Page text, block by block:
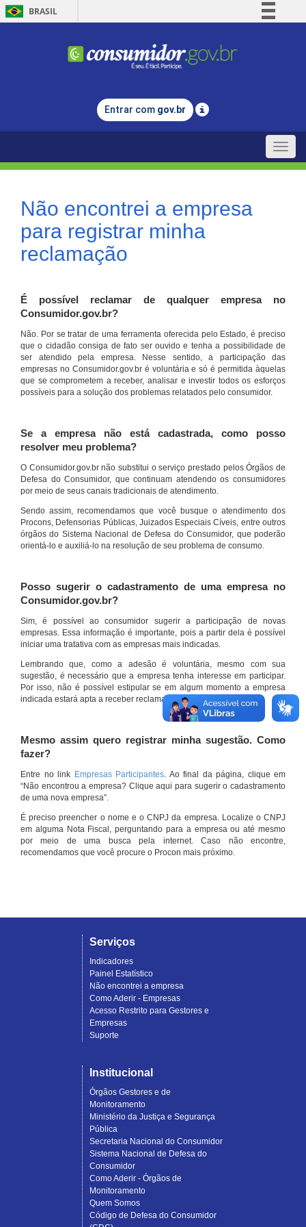
BRASIL
Comunica BR
Legislação
Entrar com gov.br
Toggle
Não encontrei a empresa
para registrar minha
reclamação
É possível reclamar de qualquer empresa no
Consumidor.gov.br?
Não. Por se tratar de uma ferramenta oferecida pelo Estado, é preciso
que o cidadão consiga de fato ser ouvido e tenha a possibilidade de
ser atendido pela empresa. Nesse sentido, a participação das
empresas no Consumidor.gov.br é voluntária e só é permitida àquelas
que se comprometem a receber, analisar e investir todos os esforços
possíveis para a solução dos problemas relatados pelo consumidor.
Se a empresa não está cadastrada, como posso
resolver meu problema?
O Consumidor.gov.br não substitui o serviço prestado pelos Órgãos de
Defesa do Consumidor, que continuam atendendo os consumidores
por meio de seus canais tradicionais de atendimento.
Sendo assim, recomendamos que você busque o atendimento dos
Procons, Defensorias Públicas, Juizados Especiais Cíveis, entre outros
órgãos do Sistema Nacional de Defesa do Consumidor, que poderão
orientá-lo e auxiliá-lo na resolução de seu problema de consumo.
Posso sugerir o cadastramento de uma empresa no
Consumidor.gov.br?
Sim, é possível ao consumidor sugerir a participação de novas
empresas. Essa informação é importante, pois a partir dela é possível
iniciar uma tratativa com as empresas mais indicadas.
Lembrando que, como a adesão é voluntária, mesmo com sua
sugestão, é necessário que a empresa tenha interesse em participar.
Por isso, não é possível estipular se em algum momento a empresa
indicada estará apta a receber reclamações por meio do site.
Mesmo assim quero registrar minha sugestão. Como
fazer?
Entre no link Empresas Participantes. Ao final da página, clique em
“Não encontrou a empresa? Clique aqui para sugerir o cadastramento
de uma nova empresa”.
É preciso preencher o nome e o CNPJ da empresa. Localize o CNPJ
em alguma Nota Fiscal, perguntando para a empresa ou até mesmo
por meio de uma busca pela internet. Caso não encontre,
recomendamos que você procure o Procon mais próximo.
Serviços
Indicadores
Painel Estatístico
Não encontrei a empresa
Como Aderir - Empresas
Acesso Restrito para Gestores e
Empresas
Suporte
Institucional
Órgãos Gestores e de
Monitoramento
Ministério da Justiça e Segurança
Pública
Secretaria Nacional do Consumidor
Sistema Nacional de Defesa do
Consumidor
Como Aderir - Órgãos de
Monitoramento
Quem Somos
Código de Defesa do Consumidor